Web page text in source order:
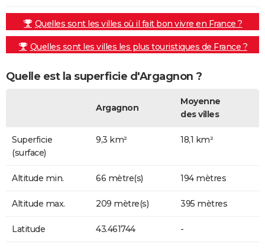
Quelles sont les villes où il fait bon vivre en France ?
Quelles sont les villes les plus touristiques de France ?
Quelle est la superficie d'Argagnon ?
Argagnon
Moyenne
des villes
Superficie
(surface)
9,3 km² 18,1 km²
Altitude min. 66 mètre(s) 194 mètres
Altitude max. 209 mètre(s) 395 mètres
Latitude 43.461744 -